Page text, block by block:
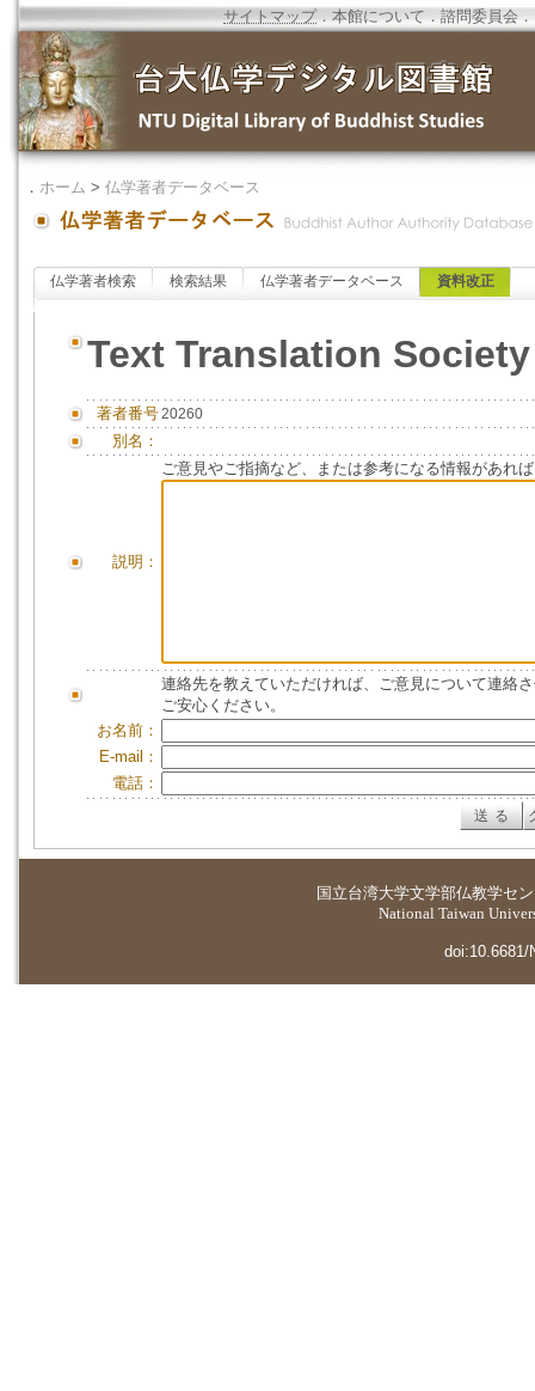
サイトマップ．本館について ．諮問委員会 ．
． ホーム > 仏学著者データベース
仏学著者検索 検索結果 仏学著者データベース 資料改正
Text Translation
著者番号20260
別名：
説明：
ご意見やご指摘など、または参考になる情報があれ
連絡先を教えていただければ、ご意見について連絡
ご安心ください。
お名前：
E-mail：
電話：
国立台湾大学文学部仏教学セ
National Taiwan
doi:10.6681/